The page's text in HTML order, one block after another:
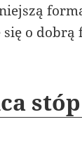
się o